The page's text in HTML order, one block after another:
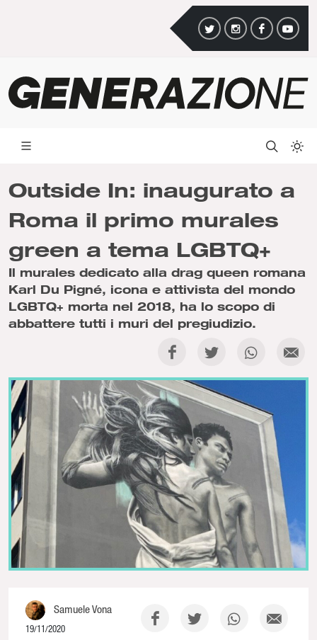
Outside In: inaugurato a
Roma il primo murales
green a tema LGBTQ+
Il murales dedicato alla drag queen romana
Karl Du Pigné, icona e attivista del mondo
LGBTQ+ morta nel 2018, ha lo scopo di
abbattere tutti i muri del pregiudizio.
Samuele Vona
19/11/2020